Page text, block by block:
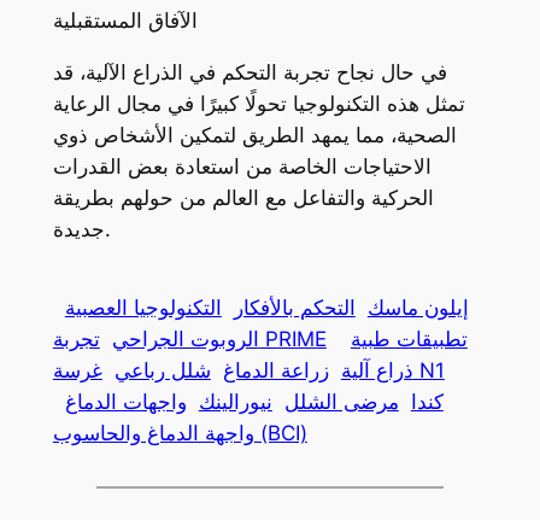
الآفاق المستقبلية
في حال نجاح تجربة التحكم في الذراع الآلية، قد
تمثل هذه التكنولوجيا تحولًا كبيرًا في مجال الرعاية
الصحية، مما يمهد الطريق لتمكين الأشخاص ذوي
الاحتياجات الخاصة من استعادة بعض القدرات
الحركية والتفاعل مع العالم من حولهم بطريقة
جديدة.
إيلون ماسك التحكم بالأفكار
التكنولوجيا العصبية
الروبوت الجراحي تجربة PRIME
تطبيقات طبية
ذراع آلية زراعة الدماغ شلل رباعي
غرسة N1
كندا
مرضى الشلل نيورالينك واجهات الدماغ
واجهة الدماغ والحاسوب (BCI)